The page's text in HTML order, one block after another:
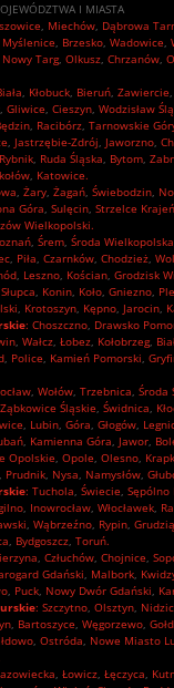
I MIASTA
, Miechów, Dąbrowa
Myślenice, Brzesko, Wadowice,
Nowy Targ, Olkusz, Chrzanów,
, Kłobuck, Bieruń, Zawiercie,
, Gliwice, Cieszyn, Wodzisław
, Racibórz, Tarnowskie
, Jastrzębie-Zdrój, Jaworzno,
Rybnik, Ruda Śląska, Bytom,
, Katowice.
, Żary, Żagań, Świebodzin,
Góra, Sulęcin, Strzelce
Wielkopolski.
, Śrem, Środa Wielkopolska
, Piła, Czarnków, Chodzież,
, Leszno, Kościan, Grodzisk
Słupca, Konin, Koło, Gniezno,
, Krotoszyn, Kępno, Jarocin,
: Choszczno, Drawsko
, Wałcz, Łobez, Kołobrzeg,
, Police, Kamień Pomorski,
, Wołów, Trzebnica, Środa
Ząbkowice Śląskie, Świdnica,
, Lubin, Góra, Głogów,
, Kamienna Góra, Jawor,
Opolskie, Opole, Olesno,
, Prudnik, Nysa, Namysłów,
: Tuchola, Świecie, Sępólno
, Inowrocław, Włocławek,
, Wąbrzeźno, Rypin,
, Bydgoszcz, Toruń.
, Człuchów, Chojnice,
Gdański, Malbork,
, Puck, Nowy Dwór Gdański,
: Szczytno, Olsztyn,
, Bartoszyce, Węgorzewo,
, Ostróda, Nowe Miasto
, Łowicz, Łęczyca,